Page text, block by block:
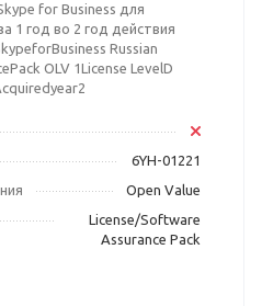
for Business для
1 год во 2 год действия
Russian
OLV 1License LevelD
6YH-01221
Open Value
License/Software
Assurance Pack